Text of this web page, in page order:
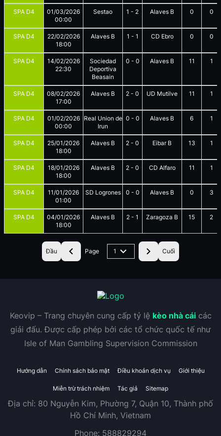
SPA D4
01/03/2026
00:00
Sestao 1 - 2 Alaves B 0 0
SPA D4
22/02/2026
18:00
Alaves B 1 - 1 CD Ebro 0 0
SPA D4
14/02/2026
22:30
Sociedad
Deportiva
Beasain
0 - 0 Alaves B 11 1
SPA D4
08/02/2026
17:00
Alaves B 2 - 0 UD Mutilve 11 1
SPA D4
01/02/2026
00:00
Real Union de
Irun
0 - 0 Alaves B 6 1
SPA D4
25/01/2026
18:00
Alaves B 2 - 0 Eibar B 13 1
SPA D4
18/01/2026
18:00
Alaves B 2 - 0 CD Alfaro 11 1
SPA D4
11/01/2026
01:00
SD Logrones 0 - 0 Alaves B 0 3
SPA D4
04/01/2026
18:00
Alaves B 2 - 1 Zaragoza B 15 2
Đầu Page 1 Cuối
Keovip – Trang chuyên cung cấp tỷ lệ kèo nhà cáicác
giải đấu. Được cấp phép bởi các tổ chức quốc tế như
Isle of Man Gambling Supervision Commission
Hướng dẫn Chính sách bảo mật Điều khoản dịch vụ Giới thiệu
Miễn trừ trách nhiệm Tác giả Sitemap
Địa chỉ: 80 Nguyễn Kim, Phường 7, Quận 10, Thành phố
Hồ Chí Minh, Vietnam
Phone: 588829294